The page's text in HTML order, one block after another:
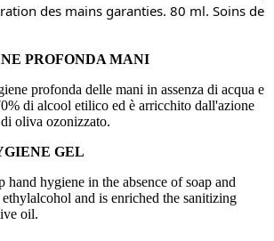
des mains garanties. 80 ml. Soins de
PROFONDA MANI
profonda delle mani in assenza di acqua e
di alcool etilico ed è arricchito dall'azione
oliva ozonizzato.
GEL
hand hygiene in the absence of soap and
and is enriched the sanitizing
oil.